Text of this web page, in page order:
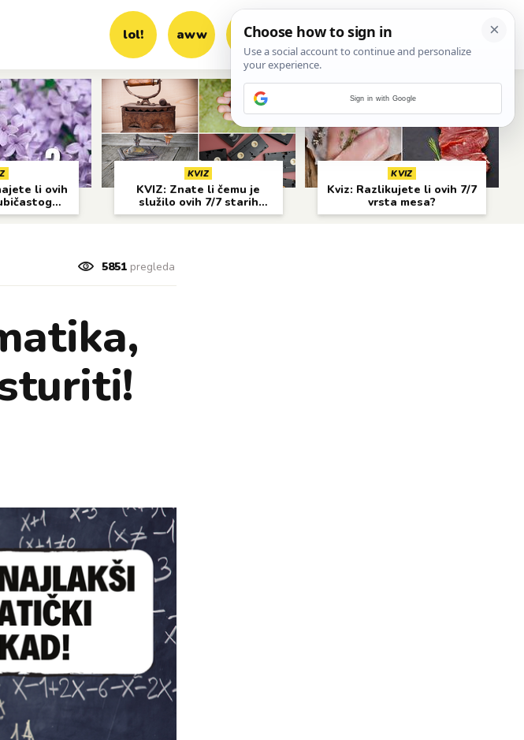
lol! aww vrh! woot?!
li ovih
KVIZ
KVIZ: Znate li čemu je
služilo ovih 7/7 starih
predmeta?
KVIZ
Kviz: Razlikujete li ovih 7/7
vrsta mesa?
5851pregleda
Sign in with Google